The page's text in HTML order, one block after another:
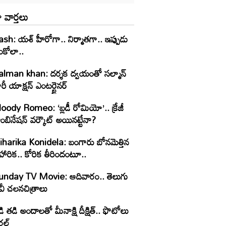
యశ్ హీరోగా.. నిర్మాతగా.. ఇప్పుడు
khan: దర్శక ద్వయంతో సల్మాన్
యాక్షన్ ఎంటర్టైనర్
Romeo: ‘బ్లడీ రోమియో’.. క్రేజీ
వర్కౌట్ అయినట్టేనా?
Konidela: బంగారు బోనమెత్తిన
కోరిక తీరిందంటూ..
TV Movie: ఆదివారం.. తెలుగు
చ‌ల‌న‌చిత్రాలు
తడి అందాలతో మీనాక్షి దీక్షిత్‌.. ఫొటోలు